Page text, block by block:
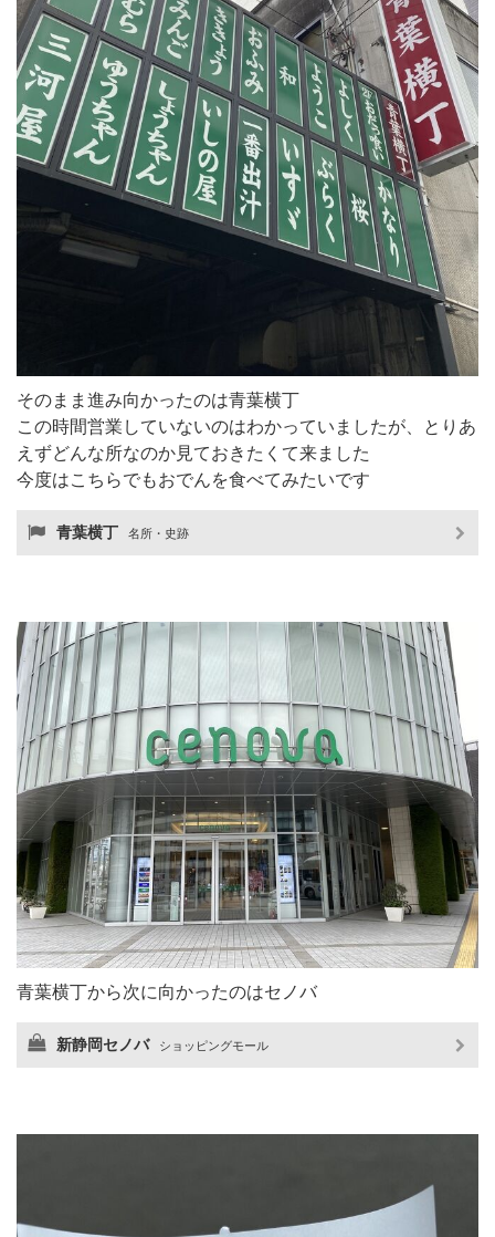
そのまま進み向かったのは青葉横丁
この時間営業していないのはわかっていましたが、とりあ
えずどんな所なのか見ておきたくて来ました
今度はこちらでもおでんを食べてみたいです
青葉横丁 名所・史跡
青葉横丁から次に向かったのはセノバ
新静岡セノバ ショッピングモール